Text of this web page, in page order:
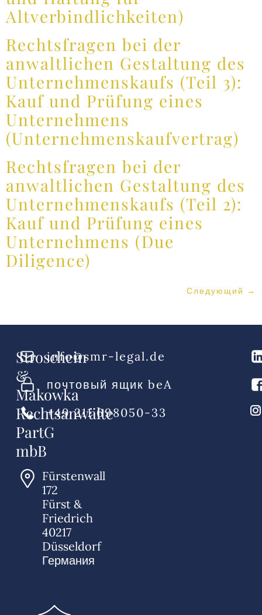
Altverbindlichkeiten)
Rechtsfragen bei der
anwaltlichen Gestaltung des
Unternehmenskaufs (Teil 3):
Kauf und Prüfung eines
Unternehmens
(Unternehmenskaufvertrag)
Rechtsfragen bei der
anwaltlichen Gestaltung des
Unternehmenskaufs (Teil 2):
Kauf und Prüfung eines
Unternehmens (Due
Diligence)
Следующий →
Stroschein
&
Makowka
Rechtsanwälte
PartG
mbB
Fürstenwall
172
Fürst &
Friedrich
40217
Düsseldorf
Германия
info@smr-legal.de
почтовый ящик beA
+49 211 698050-33